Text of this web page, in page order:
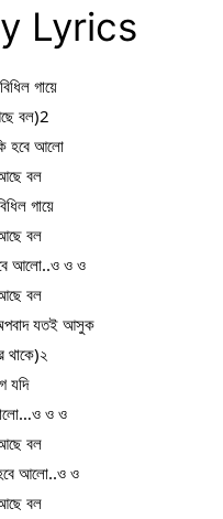
Lyrics
গায়ে
বল)2
হবে আলো
বল
গায়ে
বল
আলো..ও ও ও
বল
যতই আসুক
থাকে)২
যদি
ও ও
বল
আলো..ও ও
বল